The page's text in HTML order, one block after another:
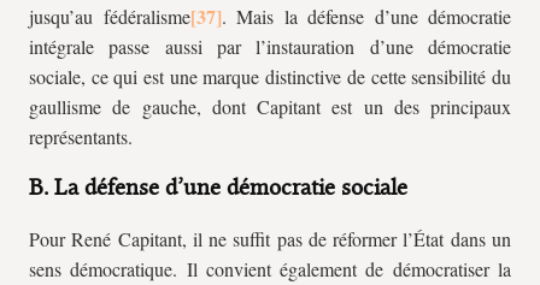
jusqu’au fédéralisme
. Mais la défense d’une démocratie
intégrale passe aussi par l’instauration d’une démocratie
sociale, ce qui est une marque distinctive de cette sensibilité du
gaullisme de gauche, dont Capitant est un des principaux
représentants.
B. La défense d’une démocratie sociale
Pour René Capitant, il ne suffit pas de réformer l’État dans un
sens démocratique. Il convient également de démocratiser la